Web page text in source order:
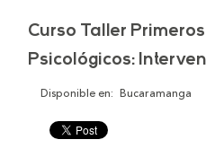
Curso Taller
Psicológicos:
Disponible en: Bucaramanga